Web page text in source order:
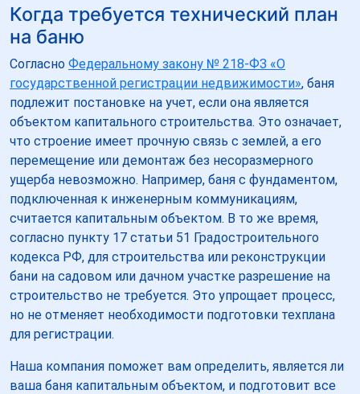
Когда требуется технический план
на баню
Согласно Федеральному закону № 218-ФЗ «О
государственной регистрации недвижимости», баня
подлежит постановке на учет, если она является
объектом капитального строительства. Это означает,
что строение имеет прочную связь с землей, а его
перемещение или демонтаж без несоразмерного
ущерба невозможно. Например, баня с фундаментом,
подключенная к инженерным коммуникациям,
считается капитальным объектом. В то же время,
согласно пункту 17 статьи 51 Градостроительного
кодекса РФ, для строительства или реконструкции
бани на садовом или дачном участке разрешение на
строительство не требуется. Это упрощает процесс,
но не отменяет необходимости подготовки техплана
для регистрации.
Наша компания поможет вам определить, является ли
ваша баня капитальным объектом, и подготовит все